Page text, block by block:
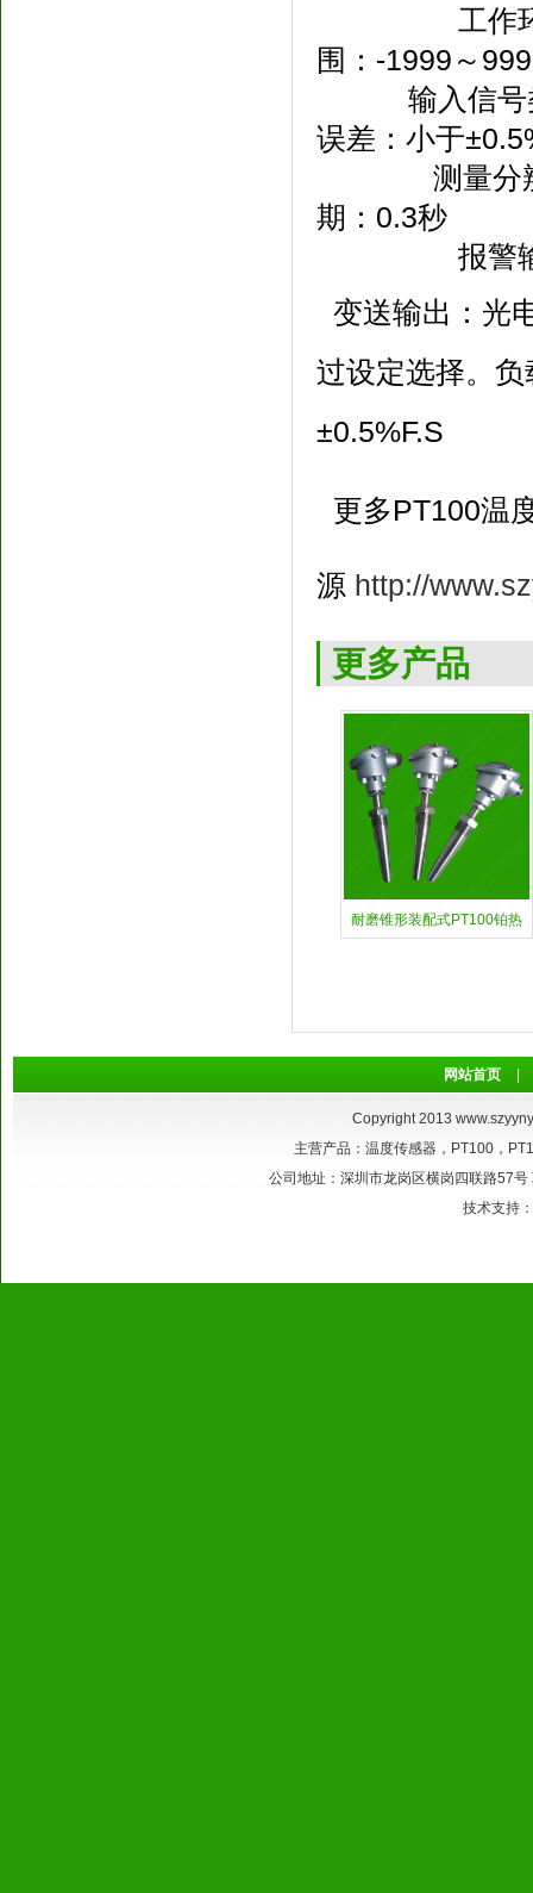
工作环境
围：-1999～
输入信号类
误差：小于
测量分辨
期：0.3秒
报警输出：
变送输出：光
过设定选择。
±0.5%F.S
更多PT100温
源 http://
更多产品
耐磨锥形装配式PT100铂热
网站首页
Copyright 2013
主营产品：温度传感器，PT100，
公司地址：深圳市龙岗区横岗四联路57
技术支持